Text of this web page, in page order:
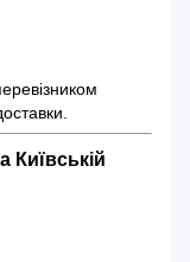
Київській